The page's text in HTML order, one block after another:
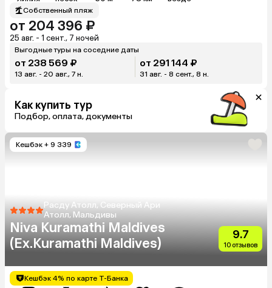
Собственный пляж
от 204 396 ₽
25 авг. - 1 сент., 7 ночей
Выгодные туры на соседние даты
от 238 569 ₽
13 авг. - 20 авг., 7 н.
от 291 144 ₽
31 авг. - 8 сент., 8 н.
Как купить тур
Подбор, оплата, документы
Кешбэк + 9 339
Расду Атолл, Северный Ари
Атолл, Мальдивы
Niva Kuramathi Maldives
(Ex.Kuramathi Maldives)
9.7
10 отзывов
Кешбэк 4% по карте Т-Банка